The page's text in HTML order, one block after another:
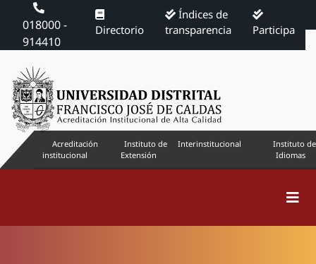
018000 -
914410
Directorio
Índices de
transparencia
Participa
Acreditación
institucional
Instituto de
Extensión
Interinstitucional
Instituto de
Idiomas